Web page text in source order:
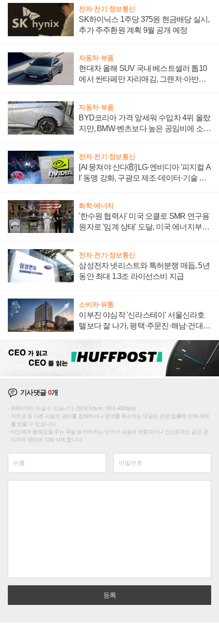
전자·전기·정보통신
SK하이닉스 1주당 375원 현금배당 실시,
추가 주주환원 계획 9월 공개 예정
자동차·부품
현대차 올해 SUV 국내 베스트셀러 톱10
에서 싼타페만 자리매김, 그랜저·아반떼
자동차·부품
BYD코리아 가격 앞세워 수입차 4위 올랐
지만, BMW·벤츠보다 높은 공임비에 소비
전자·전기·정보통신
[AI 뭉쳐야 산다⑧] LG·엔비디아 '피지컬 A
I' 동맹 강화, 구광모 제조·데이터·기술 결
화학·에너지
'한수원 협력사' 미국 오클로 SMR 연구용
원자로 '임계 상태' 도달, 미국 에너지부
전자·전기·정보통신
삼성전자 넷리스트와 특허분쟁 매듭, 5년
동안 최대 1.3조 라이선스비 지급
소비자·유통
이부진 야심작 '신라스테이' 서울신라호
텔보다 잘 나가, 평택·주문진·해남·건대로
기사댓글0개
200자까지 쓰실 수 있습니다. (현재 0 byte / 최대 400byte)
저작권 등 다른 사람의 권리를 침해하거나 명예를 훼손하는 댓글은 관련 법률에 의해 제재
를 받을 수 있습니다.
타인에게 불쾌감을 주는 욕설 등 비하하는 단어가 내용에 포함되거나 인신공격성 글은 관
리자의 판단에 의해 삭제 합니다.